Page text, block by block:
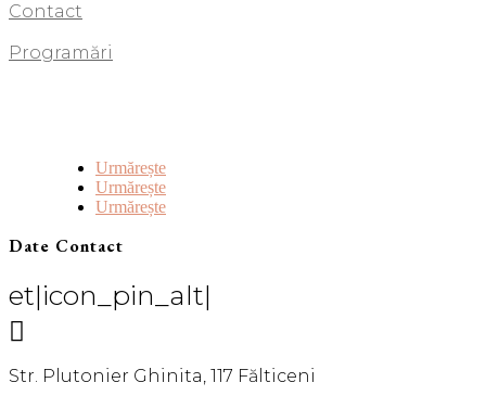
Contact
Programări
Urmărește
Urmărește
Urmărește
Date Contact
et|icon_pin_alt|

Str. Plutonier Ghinita, 117 Fălticeni